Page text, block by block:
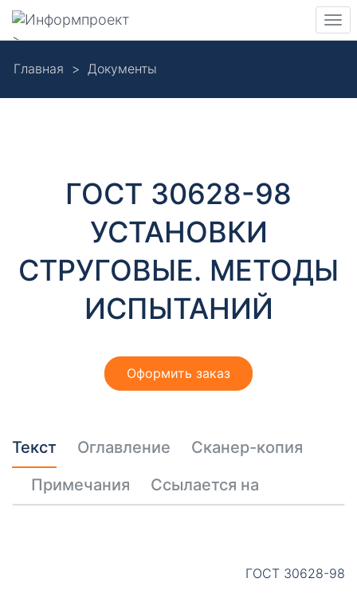
main
Навигация
>
Главная Документы
Д
м
ГОСТ 30628-98
УСТАНОВКИ
СТРУГОВЫЕ. МЕТОДЫ
ИСПЫТАНИЙ
Оформить заказ
Текст Оглавление
Сканер-копия
Примечания
Ссылается на
ГОСТ 30628-98